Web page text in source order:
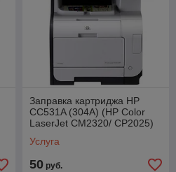
Заправка картриджа HP
CC531A (304A) (HP Color
LaserJet CM2320/ CP2025)
Услуга
50 руб.